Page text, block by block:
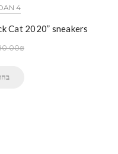
4
Cat 2020” sneakers
₪